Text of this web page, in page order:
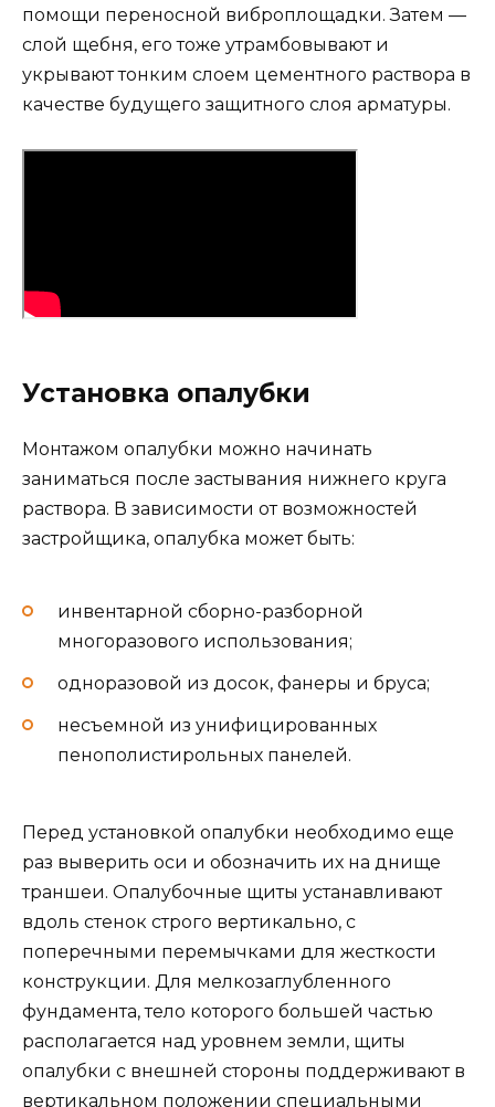
помощи переносной виброплощадки. Затем —
слой щебня, его тоже утрамбовывают и
укрывают тонким слоем цементного раствора в
качестве будущего защитного слоя арматуры.
Установка опалубки
Монтажом опалубки можно начинать
заниматься после застывания нижнего круга
раствора. В зависимости от возможностей
застройщика, опалубка может быть:
инвентарной сборно-разборной
многоразового использования;
одноразовой из досок, фанеры и бруса;
несъемной из унифицированных
пенополистирольных панелей.
Перед установкой опалубки необходимо еще
раз выверить оси и обозначить их на днище
траншеи. Опалубочные щиты устанавливают
вдоль стенок строго вертикально, с
поперечными перемычками для жесткости
конструкции. Для мелкозаглубленного
фундамента, тело которого большей частью
располагается над уровнем земли, щиты
опалубки с внешней стороны поддерживают в
вертикальном положении специальными